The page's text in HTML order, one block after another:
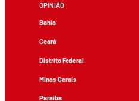
OPINIÃO
Bahia
Ceará
Distrito Federal
Minas Gerais
Paraíba